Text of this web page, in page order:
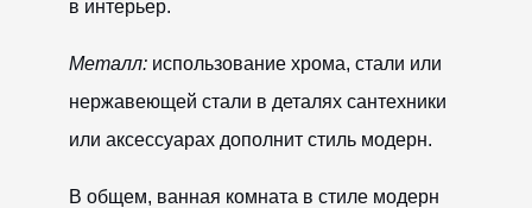
в интерьер.
Металл:использование хрома, стали или
нержавеющей стали в деталях сантехники
или аксессуарах дополнит стиль модерн.
В общем, ванная комната в стиле модерн